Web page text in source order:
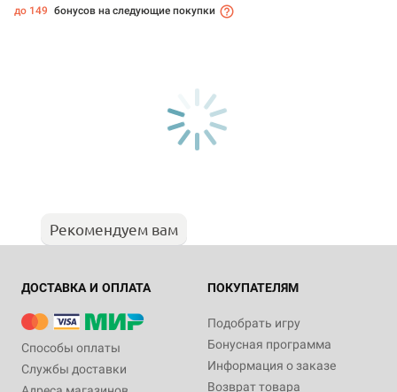
до 149 бонусов на следующие покупки
Рекомендуем вам
ДОСТАВКА И ОПЛАТА
Способы оплаты
Службы доставки
ПОКУПАТЕЛЯМ
Подобрать игру
Бонусная программа
Информация о заказе
Возврат товара